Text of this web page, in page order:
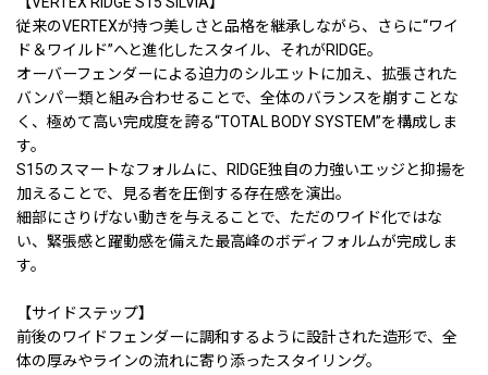
従来のVERTEXが持つ美しさと品格を継承しながら、さらに“ワイ
ド＆ワイルド”へと進化したスタイル、それがRIDGE。
オーバーフェンダーによる迫力のシルエットに加え、拡張された
バンパー類と組み合わせることで、全体のバランスを崩すことな
く、極めて高い完成度を誇る“TOTAL BODY SYSTEM”を構成しま
す。
S15のスマートなフォルムに、RIDGE独自の力強いエッジと抑揚を
加えることで、見る者を圧倒する存在感を演出。
細部にさりげない動きを与えることで、ただのワイド化ではな
い、緊張感と躍動感を備えた最高峰のボディフォルムが完成しま
す。
【サイドステップ】
前後のワイドフェンダーに調和するように設計された造形で、全
体の厚みやラインの流れに寄り添ったスタイリング。